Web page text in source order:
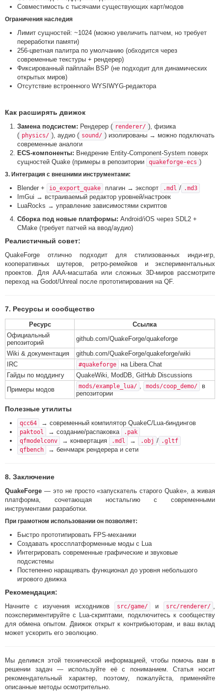
Совместимость с тысячами существующих карт/модов
Ограничения наследия
Лимит сущностей: ~1024 (можно увеличить патчем, но требует
переработки памяти)
256-цветная палитра по умолчанию (обходится через
современные текстуры + рендерер)
Фиксированный пайплайн BSP (не подходит для динамических
открытых миров)
Отсутствие встроенного WYSIWYG-редактора
Как расширять движок
Замена подсистем: Рендерер ( renderer/ ), физика
( physics/ ), аудио ( sound/ ) изолированы → можно подключать
современные аналоги
ECS-компоненты: Внедрение Entity-Component-System поверх
сущностей Quake (примеры в репозитории
quakeforge-ecs )
3. Интеграция с внешними инструментами:
Blender + io_export_quake плагин → экспорт .mdl / .md3
ImGui → встраиваемый редактор уровней/настроек
LuaRocks → управление зависимостями скриптов
Сборка под новые платформы: Android/iOS через SDL2 +
CMake (требует патчей на ввод/аудио)
Реалистичный совет:
QuakeForge отлично подходит для стилизованных инди-игр,
кооперативных шутеров, ретро-ремейков и экспериментальных
проектов. Для AAA-масштаба или сложных 3D-миров рассмотрите
переход на Godot/Unreal после прототипирования на QF.
7. Ресурсы и сообщество
Ресурс
Ссылка
Официальный
репозиторий
github.com/QuakeForge/quakeforge
Wiki & документация
github.com/QuakeForge/quakeforge/wiki
IRC
#quakeforge
на Libera.Chat
Гайды по моддингу
QuakeWiki, ModDB, GitHub Discussions
Примеры модов
mods/example_lua/ , mods/coop_demo/
в
репозитории
Полезные утилиты
qcc64 → современный компилятор QuakeC/Lua-биндингов
paktool → создание/распаковка
.pak
qfmodelconv
→ конвертация .mdl → .obj / .gltf
qfbench
→ бенчмарк рендерера и сети
8. Заключение
QuakeForge — это не просто «запускатель старого Quake», а живая
платформа, сочетающая ностальгию с современными
инструментами разработки.
При грамотном использовании он позволяет:
Быстро прототипировать FPS-механики
Создавать кроссплатформенные моды с Lua
Интегрировать современные графические и звуковые
подсистемы
Постепенно наращивать функционал до уровня небольшого
игрового движка
Рекомендация:
Начните с изучения исходников src/game/ и src/renderer/ ,
поэкспериментируйте с Lua-скриптами, подключитесь к сообществу
для обмена опытом. Движок открыт к контрибьюторам, и ваш вклад
может ускорить его эволюцию.
Мы делимся этой технической информацией, чтобы помочь вам в
решении задач — используйте её с пониманием. Статья носит
рекомендательный характер, поэтому, пожалуйста, применяйте
описанные методы осмотрительно.